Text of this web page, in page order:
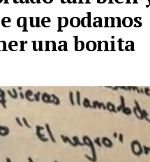
que podamos
una bonita